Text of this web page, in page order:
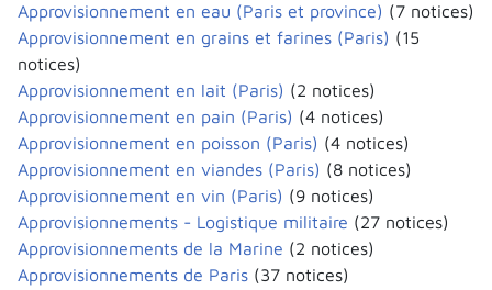
Approvisionnement en eau (Paris et province) (7 notices)
Approvisionnement en grains et farines (Paris) (15
notices)
Approvisionnement en lait (Paris) (2 notices)
Approvisionnement en pain (Paris) (4 notices)
Approvisionnement en poisson (Paris) (4 notices)
Approvisionnement en viandes (Paris) (8 notices)
Approvisionnement en vin (Paris) (9 notices)
Approvisionnements - Logistique militaire (27 notices)
Approvisionnements de la Marine (2 notices)
Approvisionnements de Paris (37 notices)